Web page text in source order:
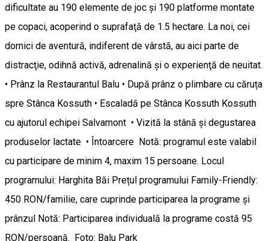
dificultate au 190 elemente de joc şi 190 platforme montate
pe copaci, acoperind o suprafaţă de 1.5 hectare. La noi, cei
dornici de aventură, indiferent de vârstă, au aici parte de
distracţie, odihnă activă, adrenalină şi o experienţă de neuitat.
• Prânz la Restaurantul Balu • După prânz o plimbare cu căruța
spre Stânca Kossuth • Escaladă pe Stânca Kossuth Kossuth
cu ajutorul echipei Salvamont • Vizită la stână și degustarea
produselor lactate • Întoarcere Notă: programul este valabil
cu participare de minim 4, maxim 15 persoane. Locul
programului: Harghita Băi Prețul programului Family-Friendly:
450 RON/familie, care cuprinde participarea la programe și
prânzul Notă: Participarea individuală la programe costă 95
RON/persoană. Foto: Balu Park